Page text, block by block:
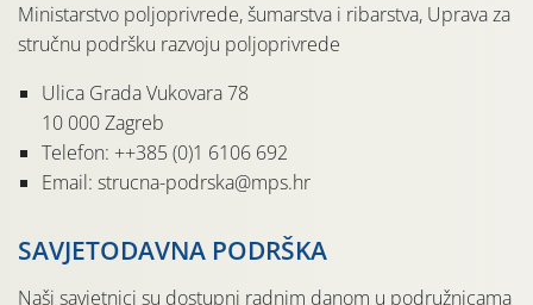
Ministarstvo poljoprivrede, šumarstva i ribarstva, Uprava za
stručnu podršku razvoju poljoprivrede
Ulica Grada Vukovara 78
10 000 Zagreb
Telefon: ++385 (0)1 6106 692
Email: strucna-podrska@mps.hr
SAVJETODAVNA PODRŠKA
Naši savjetnici su dostupni radnim danom u podružnicama